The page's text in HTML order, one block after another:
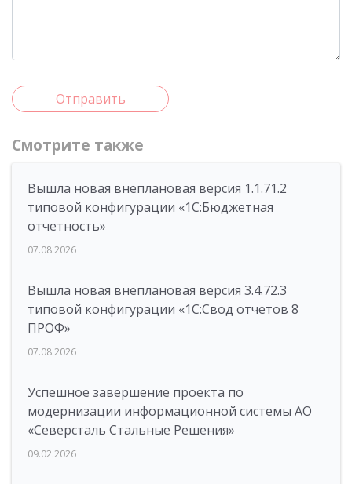
Отправить
Смотрите также
Вышла новая внеплановая версия 1.1.71.2
типовой конфигурации «1C:Бюджетная
отчетность»
07.08.2026
Вышла новая внеплановая версия 3.4.72.3
типовой конфигурации «1C:Свод отчетов 8
ПРОФ»
07.08.2026
Успешное завершение проекта по
модернизации информационной системы АО
«Северсталь Стальные Решения»
09.02.2026